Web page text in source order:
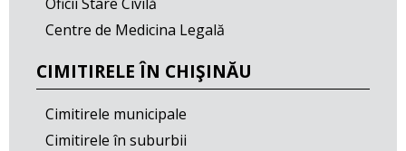
Centre de Medicina Legală
CIMITIRELE ÎN CHIŞINĂU
Cimitirele municipale
Cimitirele în suburbii